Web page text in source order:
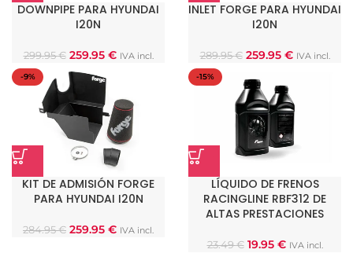
DOWNPIPE PARA HYUNDAI
I20N
299.95€ 259.95 € IVA incl.
INLET FORGE PARA HYUNDAI
I20N
289.95€ 259.95 € IVA incl.
-9%
KIT DE ADMISIÓN FORGE
PARA HYUNDAI I20N
284.95€ 259.95 € IVA incl.
-15%
LÍQUIDO DE FRENOS
RACINGLINE RBF312 DE
ALTAS PRESTACIONES
23.49€ 19.95 € IVA incl.